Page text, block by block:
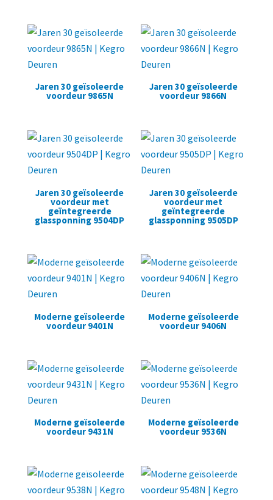
Jaren 30 geïsoleerde
voordeur 9865N
Jaren 30 geïsoleerde
voordeur 9866N
Jaren 30 geïsoleerde
voordeur met
geïntegreerde
glassponning 9504DP
Jaren 30 geïsoleerde
voordeur met
geïntegreerde
glassponning 9505DP
Moderne geïsoleerde
voordeur 9401N
Moderne geïsoleerde
voordeur 9406N
Moderne geïsoleerde
voordeur 9431N
Moderne geïsoleerde
voordeur 9536N